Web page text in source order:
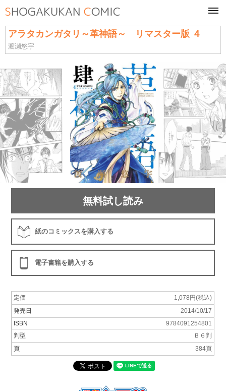
アラタカンガタリ～革神語～ リマスター版 ４
渡瀬悠宇
無料試し読み
紙のコミックスを購入する
電子書籍を購入する
定価
1,078円(税込)
発売日
2014/10/17
ISBN
9784091254801
判型
Ｂ６判
頁
384頁